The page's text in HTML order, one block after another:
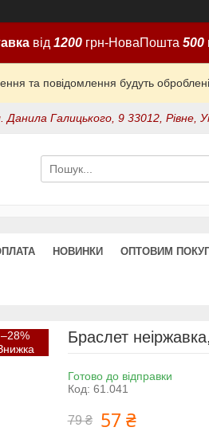
від 1200грн-НоваПошта 500
та повідомлення будуть
Данила Галицького, 9 33012, Рівне,
НОВИНКИ ОПТОВИМ
–28% Браслет
Готово до відправки
Код: 61.041
79 ₴ 57 ₴